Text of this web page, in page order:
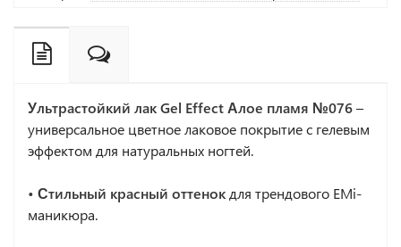
Ультрастойкий лак Gel Effect Алое пламя №076–
универсальное цветное лаковое покрытие с гелевым
эффектом для натуральных ногтей.
• Стильный красный оттенокдля трендового EMi-
маникюра.